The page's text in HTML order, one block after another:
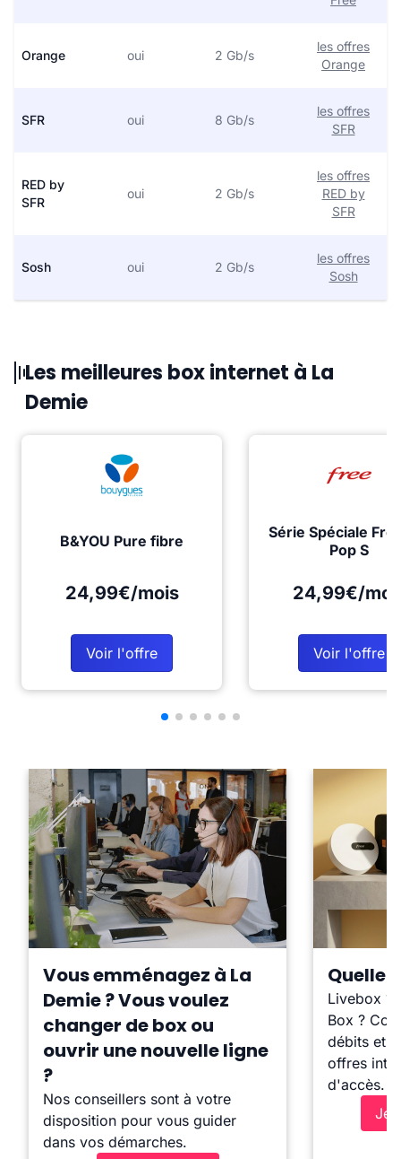
Orange oui 2 Gb/s
les offres
Orange
SFR oui 8 Gb/s
les offres
SFR
RED by
SFR
oui 2 Gb/s
les offres
RED by
SFR
Sosh oui 2 Gb/s
les offres
Sosh
Les meilleures box internet à La
Demie
B&YOU Pure fibre
24,99€/mois
Voir l'offre
Série Spéciale
Pop S
24,99€/
Voir l'offre
Vous emménagez à La
Demie ? Vous voulez
changer de box ou
ouvrir une nouvelle ligne
?
Nos conseillers sont à votre
disposition pour vous guider
dans vos démarches.
Quelle
Livebox ?
Box ?
débits et
offres
d'accès.
Je